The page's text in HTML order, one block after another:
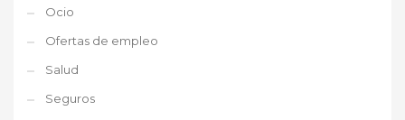
Ocio
Ofertas de empleo
Salud
Seguros